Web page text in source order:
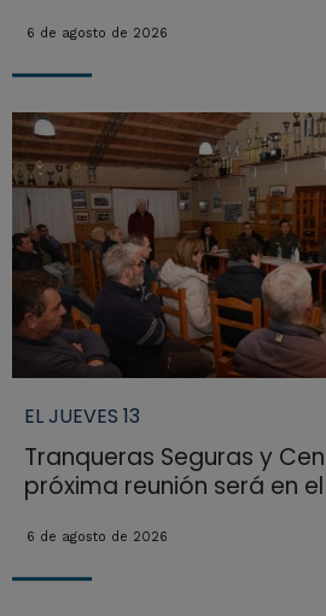
6 de agosto de 2026
EL JUEVES 13
Tranqueras Seguras y
próxima reunión será en el
6 de agosto de 2026